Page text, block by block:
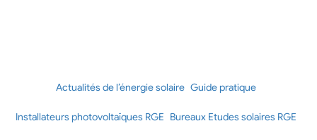
Actualités de l’énergie solaire Guide pratique
Installateurs photovoltaïques RGE Bureaux Etudes solaires RGE